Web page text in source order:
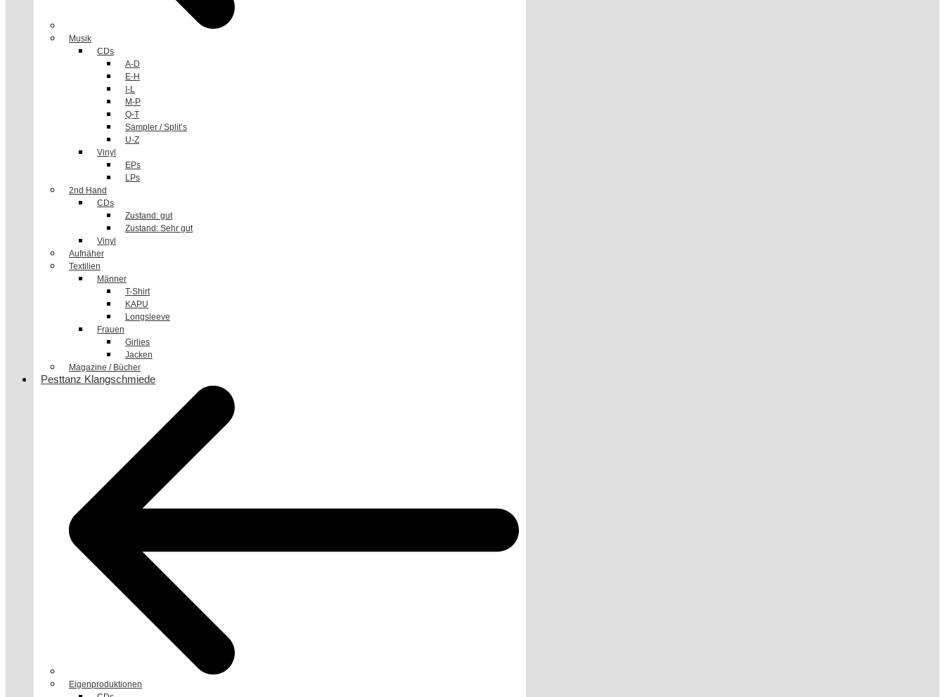
Musik
CDs
A-D
E-H
I-L
M-P
Q-T
Sampler / Split’s
U-Z
Vinyl
EPs
LPs
2nd Hand
CDs
Zustand: gut
Zustand: Sehr gut
Vinyl
Aufnäher
Textilien
Männer
T-Shirt
KAPU
Longsleeve
Frauen
Girlies
Jacken
Magazine / Bücher
Pesttanz Klangschmiede
Eigenproduktionen